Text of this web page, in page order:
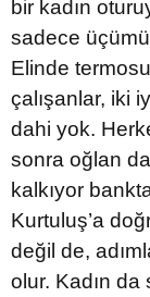
bir kadın
sadece
Elinde
çalışanlar, iki
dahi yok.
sonra oğlan
kalkıyor
Kurtuluş’a
değil de,
olur. Kadın da